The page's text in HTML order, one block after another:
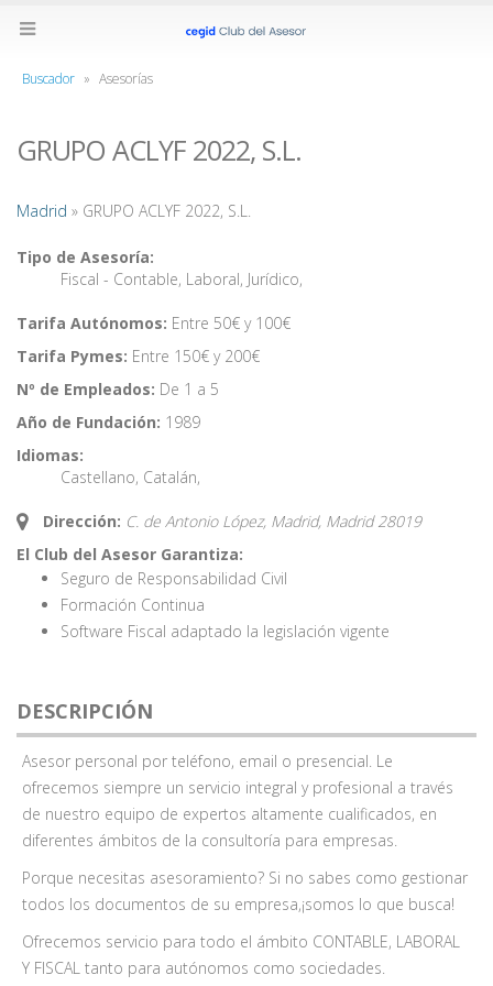
Buscador » Asesorías
GRUPO ACLYF 2022, S.L.
Madrid » GRUPO ACLYF 2022, S.L.
Tipo de Asesoría:
Fiscal - Contable, Laboral, Jurídico,
Tarifa Autónomos: Entre 50€ y 100€
Tarifa Pymes: Entre 150€ y 200€
Nº de Empleados: De 1 a 5
Año de Fundación: 1989
Idiomas:
Castellano, Catalán,
Dirección: C. de Antonio López, Madrid, Madrid 28019
El Club del Asesor Garantiza:
Seguro de Responsabilidad Civil
Formación Continua
Software Fiscal adaptado la legislación vigente
DESCRIPCIÓN
Asesor personal por teléfono, email o presencial. Le
ofrecemos siempre un servicio integral y profesional a través
de nuestro equipo de expertos altamente cualificados, en
diferentes ámbitos de la consultoría para empresas.
Porque necesitas asesoramiento? Si no sabes como gestionar
todos los documentos de su empresa,¡somos lo que busca!
Ofrecemos servicio para todo el ámbito CONTABLE, LABORAL
Y FISCAL tanto para autónomos como sociedades.